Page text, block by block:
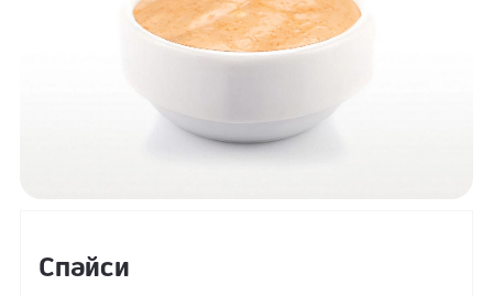
Спайси